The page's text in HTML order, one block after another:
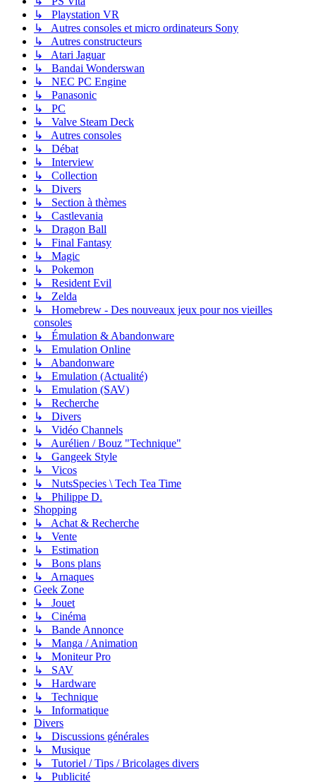
↳ Playstation VR
↳ Autres consoles et micro ordinateurs Sony
↳ Autres constructeurs
↳ Atari Jaguar
↳ Bandai Wonderswan
↳ NEC PC Engine
↳ Panasonic
↳ PC
↳ Valve Steam Deck
↳ Autres consoles
↳ Débat
↳ Interview
↳ Collection
↳ Divers
↳ Section à thèmes
↳ Castlevania
↳ Dragon Ball
↳ Final Fantasy
↳ Magic
↳ Pokemon
↳ Resident Evil
↳ Zelda
↳ Homebrew - Des nouveaux jeux pour nos vieilles
consoles
↳ Émulation & Abandonware
↳ Emulation Online
↳ Abandonware
↳ Emulation (Actualité)
↳ Emulation (SAV)
↳ Recherche
↳ Divers
↳ Vidéo Channels
↳ Aurélien / Bouz "Technique"
↳ Gangeek Style
↳ Vicos
↳ NutsSpecies \ Tech Tea Time
↳ Philippe D.
Shopping
↳ Achat & Recherche
↳ Vente
↳ Estimation
↳ Bons plans
↳ Arnaques
Geek Zone
↳ Jouet
↳ Cinéma
↳ Bande Annonce
↳ Manga / Animation
↳ Moniteur Pro
↳ SAV
↳ Hardware
↳ Technique
↳ Informatique
Divers
↳ Discussions générales
↳ Musique
↳ Tutoriel / Tips / Bricolages divers
↳ Publicité